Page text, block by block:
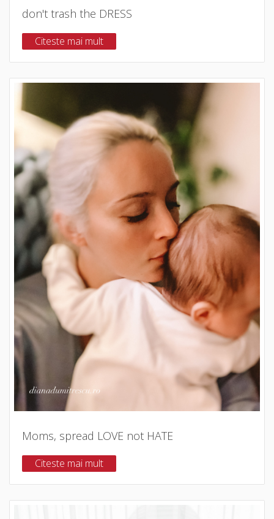
don't trash the DRESS
Citeste mai mult
Moms, spread LOVE not HATE
Citeste mai mult